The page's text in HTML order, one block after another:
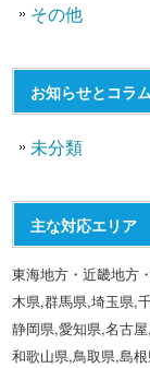
その他
お知らせとコラ
未分類
主な対応エリア
東海地方・近畿地方
木県,群馬県,埼玉県,
静岡県,愛知県,名古
和歌山県,鳥取県,島